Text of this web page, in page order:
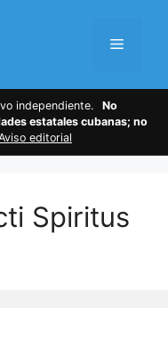
Menu
independiente.
No
estatales cubanas; no
editorial
Spiritus